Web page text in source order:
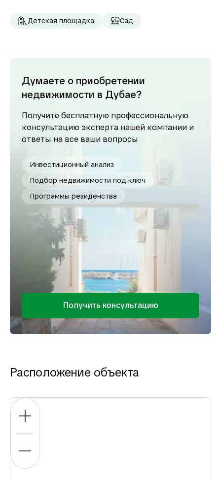
Детская площадка Сад
Думаете о приобретении
недвижимости в Дубае?
Получите бесплатную профессиональную
консультацию эксперта нашей компании и
ответы на все ваши вопросы
Инвестиционный анализ
Подбор недвижимости под ключ
Программы резиденства
Получить консультацию
Расположение объекта